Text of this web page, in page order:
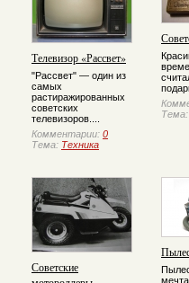
Телевизор «Рассвет»
"Рассвет" — один из
самых
растиражированных
советских
телевизоров....
Комментарии: 0
Тема: Техника
Советские